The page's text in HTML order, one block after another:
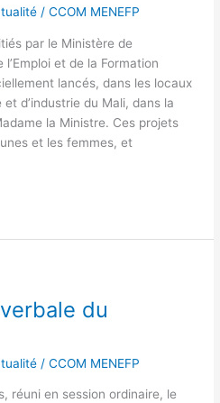
/CCOM MENEFP
par le Ministère de
et de la Formation
lancés, dans les locaux
d’industrie du Mali, dans la
la Ministre. Ces projets
et les femmes, et
du
/CCOM MENEFP
réuni en session ordinaire, le